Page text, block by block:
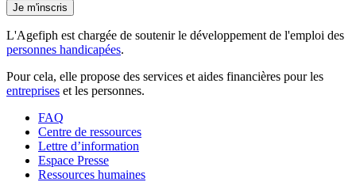
Je m'inscris
L'Agefiph est chargée de soutenir le développement de l'emploi des
personnes handicapées.
Pour cela, elle propose des services et aides financières pour les
entreprises et les personnes.
FAQ
Centre de ressources
Lettre d’information
Espace Presse
Ressources humaines